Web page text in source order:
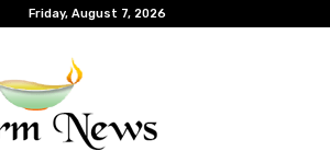
Friday, August 7, 2026